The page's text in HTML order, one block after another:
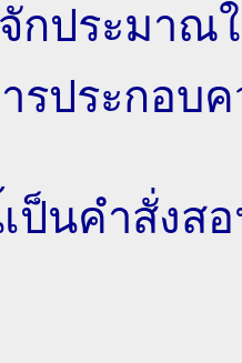
กประมาณ
รประกอบ
ป็นคำสั่งส